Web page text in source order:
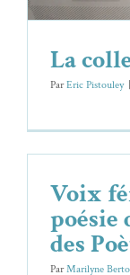
La
ParEric Pistouley |
Voix
poésie
des
ParMarilyne